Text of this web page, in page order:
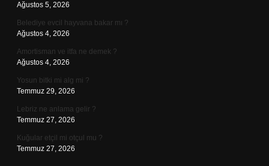
Ağustos 5, 2026
Belediye evcil hayvana bakar mı ?
Ağustos 4, 2026
Amortisman ve itfa ne demek ?
Ağustos 4, 2026
Yosun bitki mi alg mi ?
Temmuz 29, 2026
Lebriz ne anlama gelir ?
Temmuz 27, 2026
Kuğular etçil mi otçul mu ?
Temmuz 27, 2026